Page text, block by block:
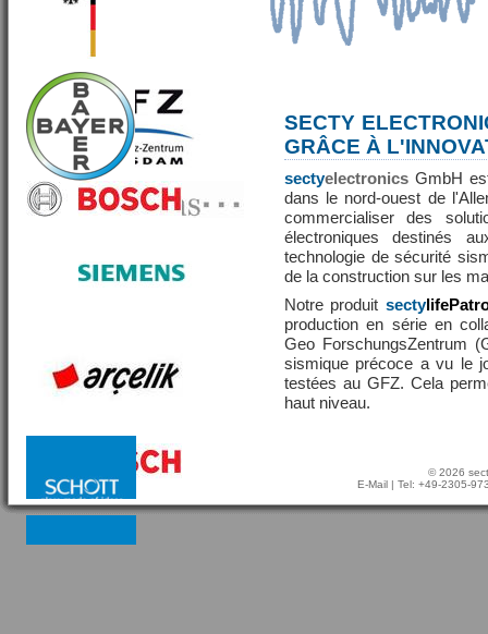
SECTY
GRÂCE À
sectyelectronics GmbH
dans le nord-ouest de
commercialiser des
électroniques destinés
technologie de sécurité
de la construction sur les
Notre produit secty
production en série en
Geo ForschungsZentrum
sismique précoce a vu le
testées au GFZ. Cela
haut niveau.
© 2026
E-Mail | Tel: +49-2305-